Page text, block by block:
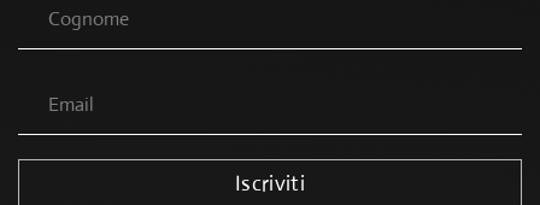
Iscriviti